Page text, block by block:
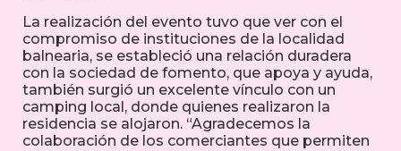
La realización del evento tuvo que ver con el
compromiso de instituciones de la localidad
balnearia, se estableció una relación duradera
con la sociedad de fomento, que apoya y ayuda,
también surgió un excelente vínculo con un
camping local, donde quienes realizaron la
residencia se alojaron. “Agradecemos la
colaboración de los comerciantes que permiten